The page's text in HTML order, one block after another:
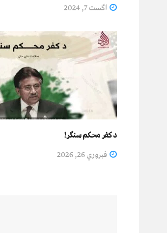
اگست 7, 2024
د کفر محکم سنګر!
فبروري 26, 2026